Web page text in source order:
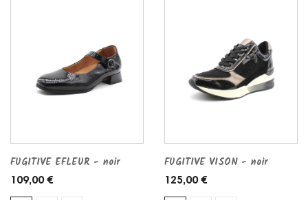
FUGITIVE EFLEUR - noir
109,00 €
FUGITIVE VISON - noir
125,00 €